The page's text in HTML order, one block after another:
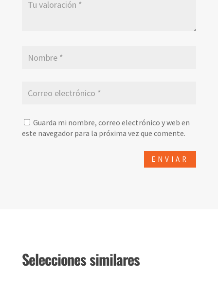
Guarda mi nombre, correo electrónico y web en
este navegador para la próxima vez que comente.
Selecciones similares